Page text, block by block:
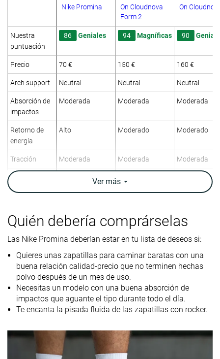
Nike Promina
On Cloudnova
Form 2
On
Nuestra
puntuación
86 Geniales 94 Magníficas 90
Precio 70 € 150 € 160 €
Arch support Neutral Neutral Neutral
Absorción de
impactos
Moderada Moderada Moderada
Retorno de
energía
Alto Moderado Moderado
Tracción Moderada Moderada Moderada
Patologías
Orthotic
friendly
✓ ✓ ✓
laboratorio
Peso marca
10.3 oz / 292g 11.1 oz / 315g
Lightweight ✗ ✓ ✗
Transpirabilidad Alta
todo el día
Para caminar por
la ciudad
todo el día
Para viajar
Para trabajar
Ver más
Quién debería comprárselas
Las Nike Promina deberían estar en tu lista de deseos si:
Quieres unas zapatillas para caminar baratas con una
buena relación calidad-precio que no terminen hechas
polvo después de un mes de uso.
Necesitas un modelo con una buena absorción de
impactos que aguante el tipo durante todo el día.
Te encanta la pisada fluida de las zapatillas con rocker.